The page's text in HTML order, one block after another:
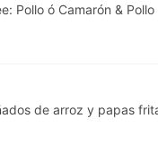
Pollo ó Camarón & Pollo
de arroz y papas